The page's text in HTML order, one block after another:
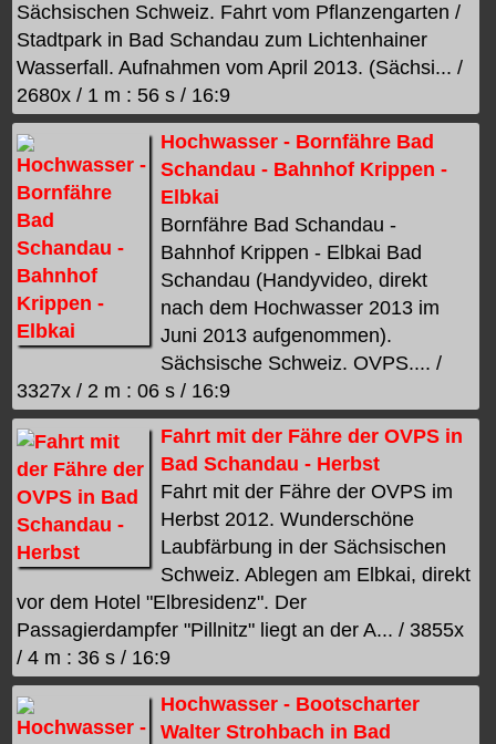
Sächsischen Schweiz. Fahrt vom Pflanzengarten /
Stadtpark in Bad Schandau zum Lichtenhainer
Wasserfall. Aufnahmen vom April 2013. (Sächsi... /
2680x / 1 m : 56 s / 16:9
Hochwasser - Bornfähre Bad
Schandau - Bahnhof Krippen -
Elbkai
Bornfähre Bad Schandau -
Bahnhof Krippen - Elbkai Bad
Schandau (Handyvideo, direkt
nach dem Hochwasser 2013 im
Juni 2013 aufgenommen).
Sächsische Schweiz. OVPS.... /
3327x / 2 m : 06 s / 16:9
Fahrt mit der Fähre der OVPS in
Bad Schandau - Herbst
Fahrt mit der Fähre der OVPS im
Herbst 2012. Wunderschöne
Laubfärbung in der Sächsischen
Schweiz. Ablegen am Elbkai, direkt
vor dem Hotel "Elbresidenz". Der
Passagierdampfer "Pillnitz" liegt an der A... / 3855x
/ 4 m : 36 s / 16:9
Hochwasser - Bootscharter
Walter Strohbach in Bad